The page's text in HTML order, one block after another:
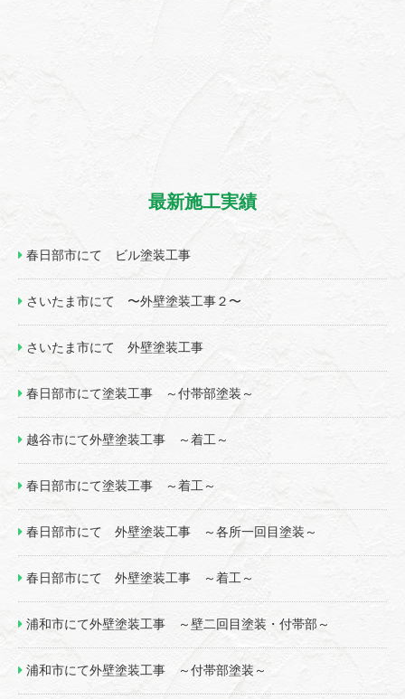
最新施工実績
春日部市にて ビル塗装工事
さいたま市にて 〜外壁塗装工事２〜
さいたま市にて 外壁塗装工事
春日部市にて塗装工事 ～付帯部塗装～
越谷市にて外壁塗装工事 ～着工～
春日部市にて塗装工事 ～着工～
春日部市にて 外壁塗装工事 ～各所一回目塗装～
春日部市にて 外壁塗装工事 ～着工～
浦和市にて外壁塗装工事 ～壁二回目塗装・付帯部～
浦和市にて外壁塗装工事 ～付帯部塗装～